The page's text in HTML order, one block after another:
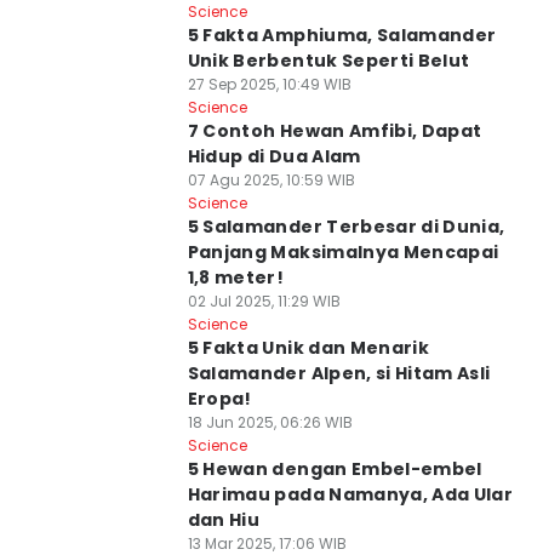
Science
5 Fakta Amphiuma, Salamander
Unik Berbentuk Seperti Belut
27 Sep 2025, 10:49 WIB
Science
7 Contoh Hewan Amfibi, Dapat
Hidup di Dua Alam
07 Agu 2025, 10:59 WIB
Science
5 Salamander Terbesar di Dunia,
Panjang Maksimalnya Mencapai
1,8 meter!
02 Jul 2025, 11:29 WIB
Science
5 Fakta Unik dan Menarik
Salamander Alpen, si Hitam Asli
Eropa!
18 Jun 2025, 06:26 WIB
Science
5 Hewan dengan Embel-embel
Harimau pada Namanya, Ada Ular
dan Hiu
13 Mar 2025, 17:06 WIB